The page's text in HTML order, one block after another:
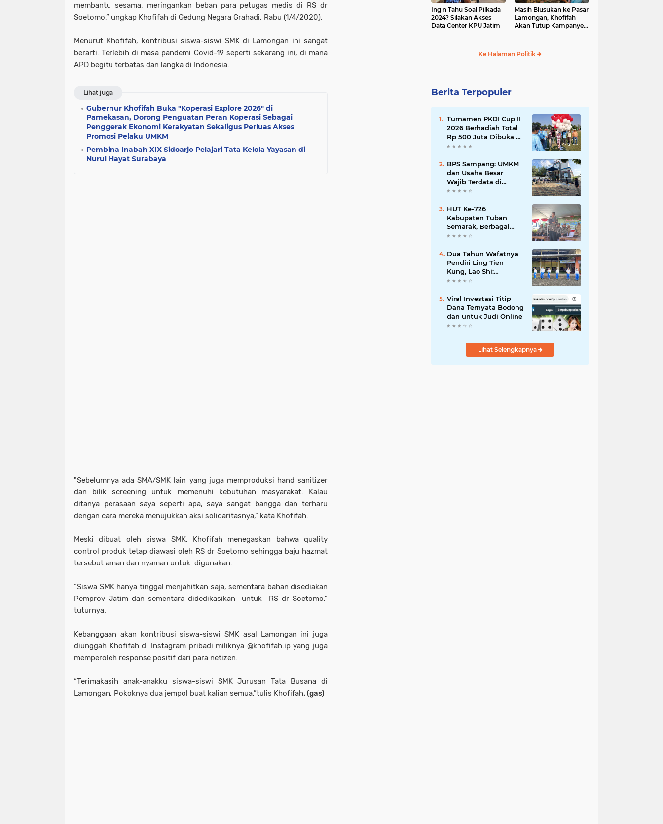
membantu sesama, meringankan beban para petugas medis di RS dr
Soetomo,” ungkap Khofifah di Gedung Negara Grahadi, Rabu (1/4/2020).
Menurut Khofifah, kontribusi siswa-siswi SMK di Lamongan ini sangat
berarti. Terlebih di masa pandemi Covid-19 seperti sekarang ini, di mana
APD begitu terbatas dan langka di Indonesia.
Lihat juga
Gubernur Khofifah Buka "Koperasi Explore 2026" di
Pamekasan, Dorong Penguatan Peran Koperasi Sebagai
Penggerak Ekonomi Kerakyatan Sekaligus Perluas Akses
Promosi Pelaku UMKM
Pembina Inabah XIX Sidoarjo Pelajari Tata Kelola Yayasan di
Nurul Hayat Surabaya
"Sebelumnya ada SMA/SMK lain yang juga memproduksi hand sanitizer
dan bilik screening untuk memenuhi kebutuhan masyarakat. Kalau
ditanya perasaan saya seperti apa, saya sangat bangga dan terharu
dengan cara mereka menujukkan aksi solidaritasnya,” kata Khofifah.
Meski dibuat oleh siswa SMK, Khofifah menegaskan bahwa quality
control produk tetap diawasi oleh RS dr Soetomo sehingga baju hazmat
tersebut aman dan nyaman untuk digunakan.
“Siswa SMK hanya tinggal menjahitkan saja, sementara bahan disediakan
Pemprov Jatim dan sementara didedikasikan untuk RS dr Soetomo,”
tuturnya.
Kebanggaan akan kontribusi siswa-siswi SMK asal Lamongan ini juga
diunggah Khofifah di Instagram pribadi miliknya @khofifah.ip yang juga
memperoleh response positif dari para netizen.
“Terimakasih anak-anakku siswa-siswi SMK Jurusan Tata Busana di
Lamongan. Pokoknya dua jempol buat kalian semua,”tulis Khofifah. (gas)
Ingin Tahu Soal Pilkada
2024? Silakan Akses
Data Center KPU Jatim
Masih Blusukan ke Pasar
Lamongan, Khofifah
Akan Tutup Kampanye
Ke Halaman Politik
Berita Terpopuler
Turnamen PKDI Cup II
2026 Berhadiah Total
Rp 500 Juta Dibuka di
Jombang, Ketua PKDI
Mahdi: Ajang
Silaturrahmi dan
Media Komunikasi
Antar-Kades untuk
BPS Sampang: UMKM
dan Usaha Besar
Wajib Terdata di
Sensus Ekonomi 2026,
Sasaran
HUT Ke-726
Kabupaten Tuban
Semarak, Berbagai
Prestasinya Pun
Dua Tahun Wafatnya
Pendiri Ling Tien
Kung, Lao Shi:
Amanah Harus Kita
Viral Investasi Titip
Dana Ternyata Bodong
dan untuk Judi Online
Lihat Selengkapnya